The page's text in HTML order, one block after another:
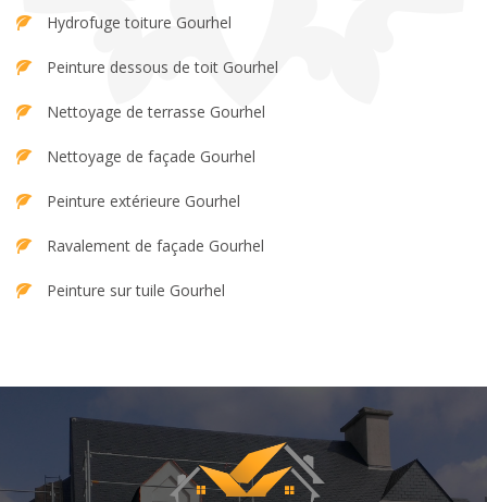
Hydrofuge toiture Gourhel
Peinture dessous de toit Gourhel
Nettoyage de terrasse Gourhel
Nettoyage de façade Gourhel
Peinture extérieure Gourhel
Ravalement de façade Gourhel
Peinture sur tuile Gourhel